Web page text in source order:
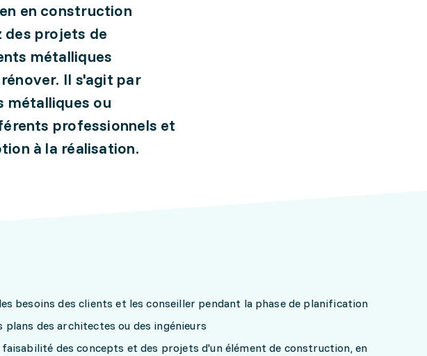
en construction
des projets de
métalliques
Il s'agit par
métalliques ou
professionnels et
à la réalisation.
besoins des clients et les conseiller pendant la phase de planification
plans des architectes ou des ingénieurs
des concepts et des projets d'un élément de construction, en